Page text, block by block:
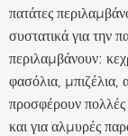
πατάτες
συστατικά για την
περιλαμβάνουν:
φασόλια, μπιζέλια,
προσφέρουν πολλές
και για αλμυρές